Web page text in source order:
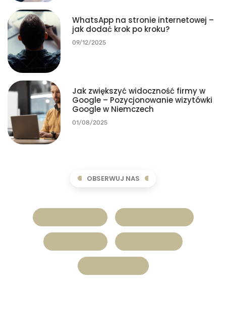
WhatsApp na stronie internetowej –
jak dodać krok po kroku?
09/12/2025
Jak zwiększyć widoczność firmy w
Google – Pozycjonowanie wizytówki
Google w Niemczech
01/08/2025
OBSERWUJ NAS